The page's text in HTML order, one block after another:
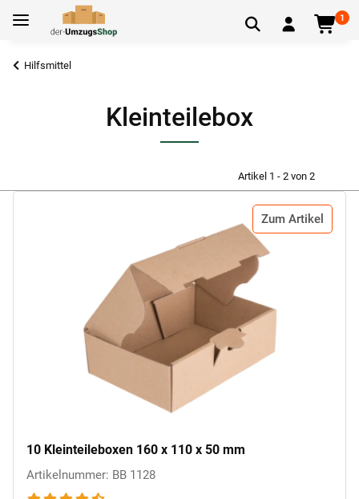
1
Hilfsmittel
Kleinteilebox
Artikel 1 - 2 von 2
Zum Artikel
10 Kleinteileboxen 160 x 110 x 50 mm
Artikelnummer: BB 1128